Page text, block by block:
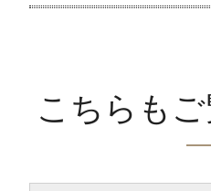
こちらも